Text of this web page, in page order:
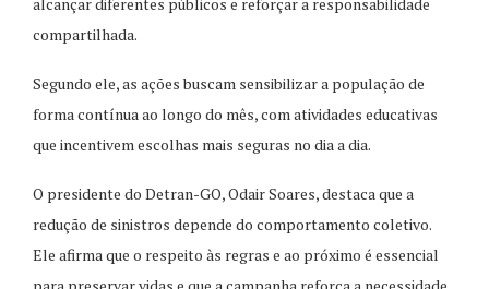
alcançar diferentes públicos e reforçar a responsabilidade
compartilhada.
Segundo ele, as ações buscam sensibilizar a população de
forma contínua ao longo do mês, com atividades educativas
que incentivem escolhas mais seguras no dia a dia.
O presidente do Detran-GO, Odair Soares, destaca que a
redução de sinistros depende do comportamento coletivo.
Ele afirma que o respeito às regras e ao próximo é essencial